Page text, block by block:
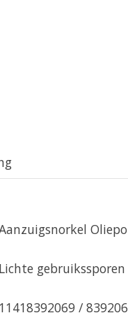
Lichte gebruikssporen
11418392069 /